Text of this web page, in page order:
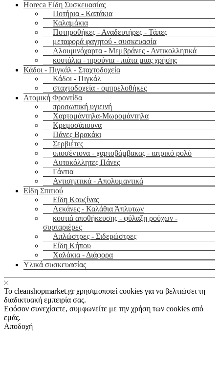
Horeca Είδη Συσκευασίας
Ποτήρια - Καπάκια
Καλαμάκια
Ποτηροθήκες - Αναδευτήρες - Τάπες
μεταφορά φαγητού - συσκευασία
Αλουμινόχαρτα - Μεμβράνες - Αντικολλητικά
κουτάλια - πιρούνια - πιάτα μιας χρήσης
Κάδοι - Πιγκάλ - Σταχτοδοχεία
Κάδοι - Πιγκάλ
σταχτοδοχεία - ομπρελοθήκες
Ατομική Φροντίδα
προσωπική υγιεινή
Χαρτομάντηλα-Μωρομάντηλα
Κρεμοσάπουνα
Πάνες Βρακάκι
Σερβιέτες
υποσέντονα - χαρτοβάμβακας - ιατρικό ρολό
Αυτοκόλλητες Πάνες
Γάντια
Αντισηπτικά - Απολυμαντικά
Είδη Σπιτιού
Είδη Κουζίνας
Λεκάνες - Καλάθια Άπλυτων
κουτιά αποθήκευσης - φύλαξη ρούχων -
συρταριέρες
Απλώστρες - Σιδερώστρες
Είδη Κήπου
Χαλάκια - Διάφορα
Yλικά συσκευασίας
Το cleanshopmarket.gr χρησιμοποιεί cookies για να βελτιώσει τη
διαδικτυακή εμπειρία σας.
Εφόσον συνεχίσετε, συμφωνείτε με την χρήση των cookies από
εμάς.
Αποδοχή